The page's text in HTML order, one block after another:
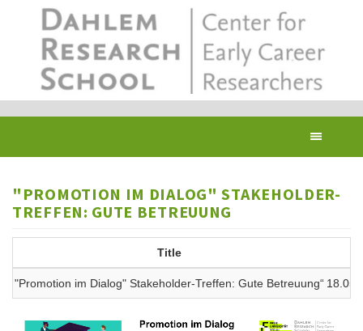
"PROMOTION IM DIALOG" STAKEHOLDER-
TREFFEN: GUTE BETREUUNG
Title
"Promotion im Dialog" Stakeholder-Treffen: Gute Betreuung“